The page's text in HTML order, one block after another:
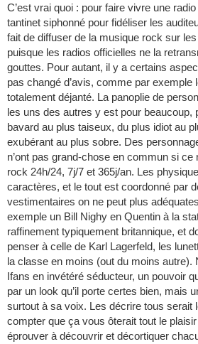
C’est vrai quoi : pour faire vivre une
tantinet siphonné pour fidéliser les
fait de diffuser de la musique rock sur
puisque les radios officielles ne la
gouttes. Pour autant, il y a certains
pas changé d’avis, comme par exemple
totalement déjanté. La panoplie de
les uns des autres y est pour beaucoup,
bavard au plus taiseux, du plus idiot au
exubérant au plus sobre. Des
n’ont pas grand-chose en commun si ce
rock 24h/24, 7j/7 et 365j/an. Les
caractères, et le tout est coordonné par
vestimentaires on ne peut plus
exemple un Bill Nighy en Quentin à la
raffinement typiquement britannique, et
penser à celle de Karl Lagerfeld, les
la classe en moins (out du moins
Ifans en invétéré séducteur, un pouvoir
par un look qu’il porte certes bien, mais
surtout à sa voix. Les décrire tous serait
compter que ça vous ôterait tout le
éprouver à découvrir et décortiquer